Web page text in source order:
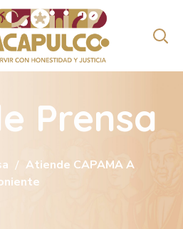
Prensa
Atiende CAPAMA A